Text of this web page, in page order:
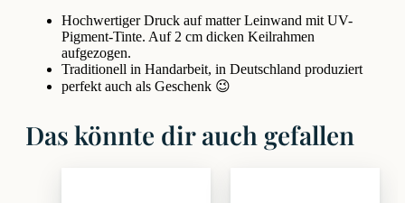
Hochwertiger Druck auf matter Leinwand mit UV-
Pigment-Tinte. Auf 2 cm dicken Keilrahmen
aufgezogen.
Traditionell in Handarbeit, in Deutschland produziert
perfekt auch als Geschenk 😉
Das könnte dir auch gefallen